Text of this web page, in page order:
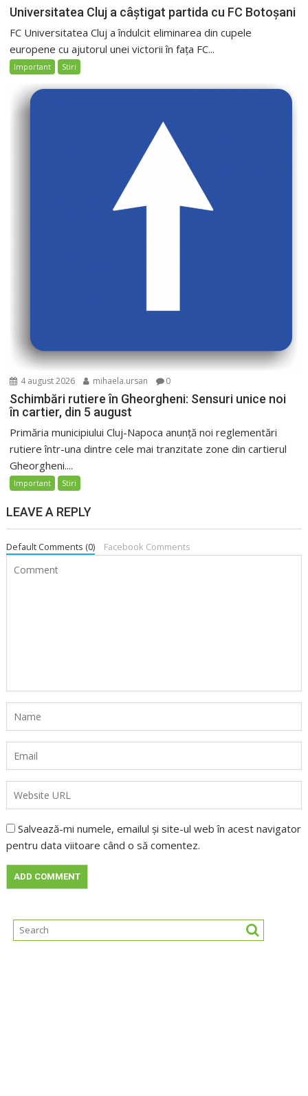
Universitatea Cluj a câștigat partida cu FC Botoșani
FC Universitatea Cluj a îndulcit eliminarea din cupele
europene cu ajutorul unei victorii în fața FC...
Important Stiri
4 august 2026 mihaela.ursan 0
Schimbări rutiere în Gheorgheni: Sensuri unice noi
în cartier, din 5 august
Primăria municipiului Cluj-Napoca anunță noi reglementări
rutiere într-una dintre cele mai tranzitate zone din cartierul
Gheorgheni....
Important Stiri
LEAVE A REPLY
Default Comments (0) Facebook Comments
Salvează-mi numele, emailul și site-ul web în acest navigator
pentru data viitoare când o să comentez.